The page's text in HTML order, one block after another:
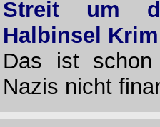
Streit um
Halbinsel
Das ist
Nazis nicht